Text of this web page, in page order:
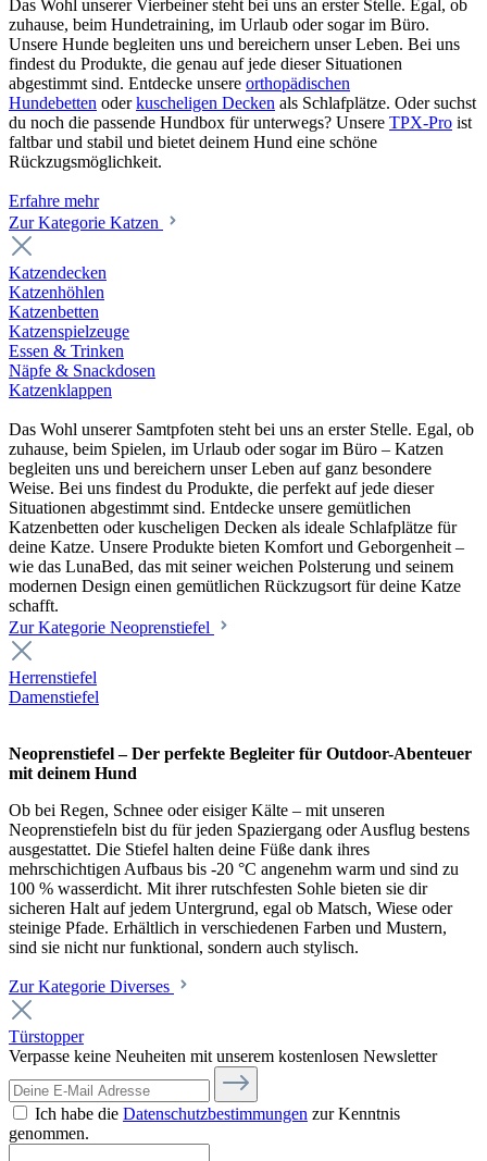
Das Wohl unserer Vierbeiner steht bei uns an erster Stelle. Egal, ob
zuhause, beim Hundetraining, im Urlaub oder sogar im Büro.
Unsere Hunde begleiten uns und bereichern unser Leben. Bei uns
findest du Produkte, die genau auf jede dieser Situationen
abgestimmt sind. Entdecke unsere orthopädischen
Hundebetten oderkuscheligen Decken als Schlafplätze. Oder suchst
du noch die passende Hundbox für unterwegs? Unsere TPX-Pro ist
faltbar und stabil und bietet deinem Hund eine schöne
Rückzugsmöglichkeit.
Erfahre mehr
Zur Kategorie Katzen
Katzendecken
Katzenhöhlen
Katzenbetten
Katzenspielzeuge
Essen & Trinken
Näpfe & Snackdosen
Katzenklappen
Das Wohl unserer Samtpfoten steht bei uns an erster Stelle. Egal, ob
zuhause, beim Spielen, im Urlaub oder sogar im Büro – Katzen
begleiten uns und bereichern unser Leben auf ganz besondere
Weise. Bei uns findest du Produkte, die perfekt auf jede dieser
Situationen abgestimmt sind. Entdecke unsere gemütlichen
Katzenbetten oder kuscheligen Decken als ideale Schlafplätze für
deine Katze. Unsere Produkte bieten Komfort und Geborgenheit –
wie das LunaBed, das mit seiner weichen Polsterung und seinem
modernen Design einen gemütlichen Rückzugsort für deine Katze
schafft.
Zur Kategorie Neoprenstiefel
Herrenstiefel
Damenstiefel
Neoprenstiefel – Der perfekte Begleiter für Outdoor-Abenteuer
mit deinem Hund
Ob bei Regen, Schnee oder eisiger Kälte – mit unseren
Neoprenstiefeln bist du für jeden Spaziergang oder Ausflug bestens
ausgestattet. Die Stiefel halten deine Füße dank ihres
mehrschichtigen Aufbaus bis -20 °C angenehm warm und sind zu
100 % wasserdicht. Mit ihrer rutschfesten Sohle bieten sie dir
sicheren Halt auf jedem Untergrund, egal ob Matsch, Wiese oder
steinige Pfade. Erhältlich in verschiedenen Farben und Mustern,
sind sie nicht nur funktional, sondern auch stylisch.
Zur Kategorie Diverses
Türstopper
Verpasse keine Neuheiten mit unserem kostenlosen Newsletter
Ich habe die Datenschutzbestimmungen zur Kenntnis
genommen.